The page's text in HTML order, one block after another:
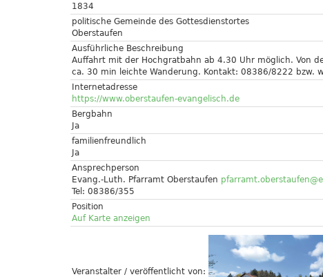
1834
politische Gemeinde des Gottesdienstortes
Oberstaufen
Ausführliche Beschreibung
Auffahrt mit der Hochgratbahn ab 4.30 Uhr möglich. Von
ca. 30 min leichte Wanderung. Kontakt: 08386/8222 bzw.
Internetadresse
https://www.oberstaufen-evangelisch.de
Bergbahn
Ja
familienfreundlich
Ja
Ansprechperson
Evang.-Luth. Pfarramt Oberstaufen
Tel: 08386/355
Position
Auf Karte anzeigen
Veranstalter / veröffentlicht von: